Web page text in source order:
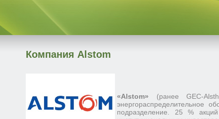
Компания Alstom
«Alstom» (ранее GEC-
энергораспределительное
подразделение. 25 %